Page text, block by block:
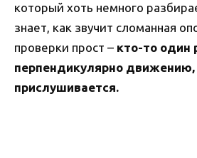
который хоть немного
знает, как звучит сломанная
проверки прост – кто-то один
перпендикулярно движению,
прислушивается.